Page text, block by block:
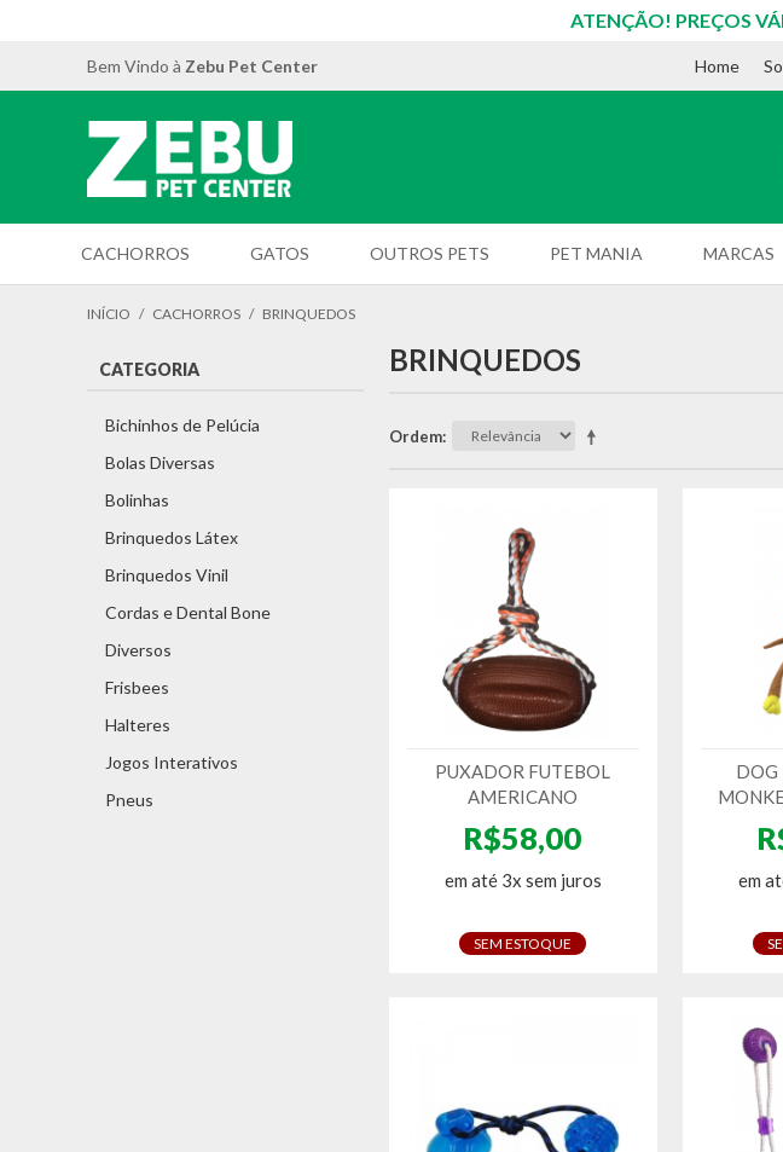
ATENÇÃO! PREÇOS
Bem Vindo à Zebu Pet Center Home
CACHORROS GATOS OUTROS PETS PET MANIA MARCAS
INÍCIO / CACHORROS / BRINQUEDOS
CATEGORIA
Bichinhos de Pelúcia
Bolas Diversas
Bolinhas
Brinquedos Látex
Brinquedos Vinil
Cordas e Dental Bone
Diversos
Frisbees
Halteres
Jogos Interativos
Pneus
BRINQUEDOS
Ordem
PUXADOR FUTEBOL
AMERICANO
R$58,00
em até 3x sem juros
SEM ESTOQUE
DOG
em